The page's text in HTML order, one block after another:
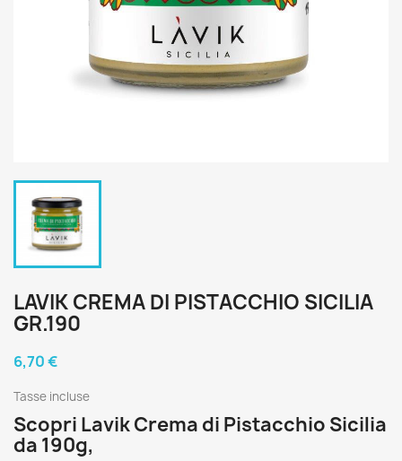
LAVIK CREMA DI PISTACCHIO SICILIA
GR.190
6,70 €
Tasse incluse
Scopri Lavik Crema di Pistacchio Sicilia
da 190g,